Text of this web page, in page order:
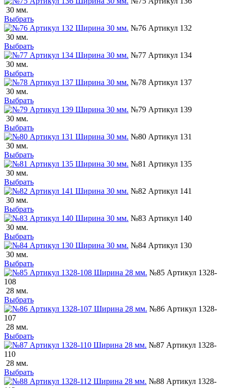
30 мм.
Выбрать
№76 Артикул 132
30 мм.
Выбрать
№77 Артикул 134
30 мм.
Выбрать
№78 Артикул 137
30 мм.
Выбрать
№79 Артикул 139
30 мм.
Выбрать
№80 Артикул 131
30 мм.
Выбрать
№81 Артикул 135
30 мм.
Выбрать
№82 Артикул 141
30 мм.
Выбрать
№83 Артикул 140
30 мм.
Выбрать
№84 Артикул 130
30 мм.
Выбрать
№85 Артикул 1328-
108
28 мм.
Выбрать
№86 Артикул 1328-
107
28 мм.
Выбрать
№87 Артикул 1328-
110
28 мм.
Выбрать
№88 Артикул 1328-